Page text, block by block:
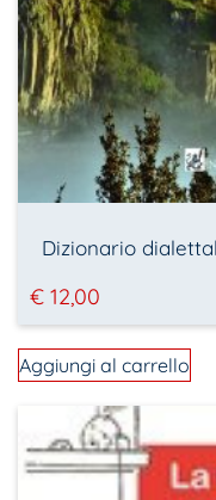
Dizionario
€ 12,00
Aggiungi al carrello